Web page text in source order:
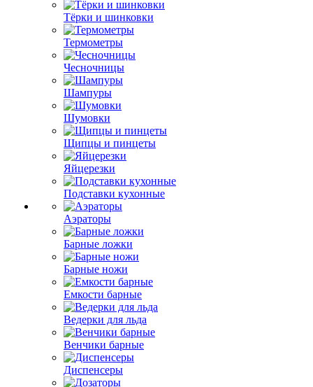
Тёрки и шинковки
Термометры
Чесночницы
Шампуры
Шумовки
Щипцы и пинцеты
Яйцерезки
Подставки кухонные
Аэраторы
Барные ложки
Барные ножи
Емкости барные
Ведерки для льда
Венчики барные
Диспенсеры